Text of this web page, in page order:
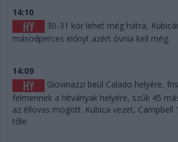
14:10
30-31 kör lehet még hátra,
másodperces előnyt azért óvnia kell még.
14:09
Giovinazzi beül Calado helyére,
felmennek a hitványak helyére, szűk 45
az éllovas mögött. Kubica vezet, Campbell
tőle.